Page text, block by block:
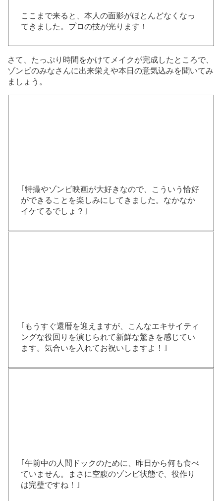
ここまで来ると、本人の面影がほとんどなくなっ
てきました。プロの技が光ります！
さて、たっぷり時間をかけてメイクが完成したところで、
ゾンビのみなさんに出来栄えや本日の意気込みを聞いてみ
ましょう。
｢特撮やゾンビ映画が大好きなので、こういう恰好
ができることを楽しみにしてきました。なかなか
イケてるでしょ？｣
｢もうすぐ還暦を迎えますが、こんなエキサイティ
ングな役回りを演じられて新鮮な驚きを感じてい
ます。気合いを入れてお祝いしますよ！｣
｢午前中の人間ドックのために、昨日から何も食べ
ていません。まさに空腹のゾンビ状態で、役作り
は完璧ですね！｣